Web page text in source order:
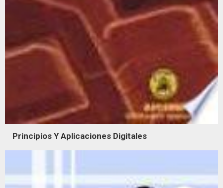
Principios Y Aplicaciones Digitales